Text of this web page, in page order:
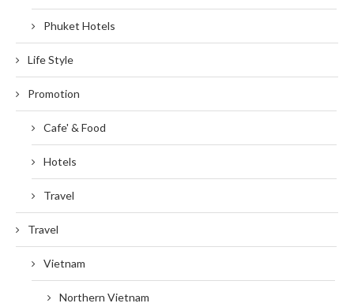
Phuket Hotels
Life Style
Promotion
Cafe' & Food
Hotels
Travel
Travel
Vietnam
Northern Vietnam